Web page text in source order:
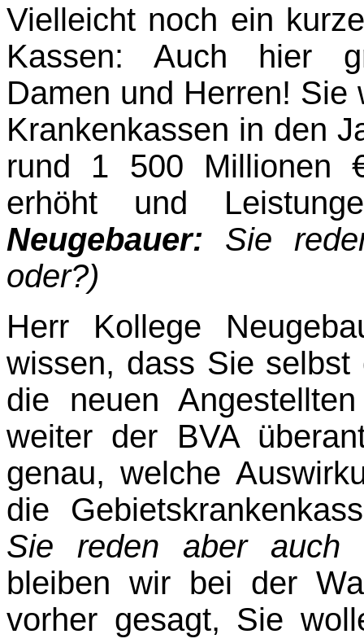
Vielleicht noch ein
Kassen: Auch hier
Damen und Herren! Sie
Kran­kenkassen in den
rund 1 500 Millionen
erhöht und
Neugebauer: Sie
oder?)
Herr Kollege
wissen, dass Sie
die neuen
weiter der BVA
genau, welche
die
Sie reden aber
bleiben wir bei der
vorher gesagt, Sie